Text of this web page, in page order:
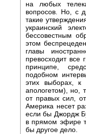
на любых
вопросов. Но, с
такие
украинский
бессовестным
этом
главы
превосходит
принципе,
подобном
этих выборах,
апологетом), но,
от правых сил,
Америка несет
если бы Джордж
в прямом эфире
бы другое дело.